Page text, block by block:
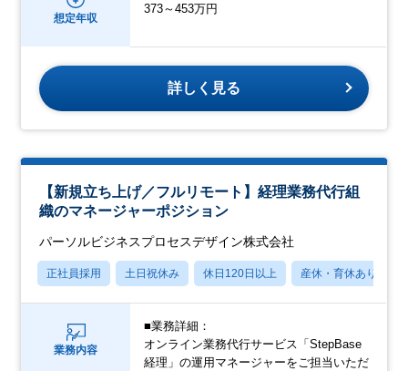
想定年収
373～453万円
詳しく見る
【新規立ち上げ／フルリモート】経理業務代行組
織のマネージャーポジション
パーソルビジネスプロセスデザイン株式会社
正社員採用 土日祝休み 休日120日以上 産休・育休あり
業務内容
■業務詳細：
オンライン業務代行サービス「StepBase
経理」の運用マネージャーをご担当いただ